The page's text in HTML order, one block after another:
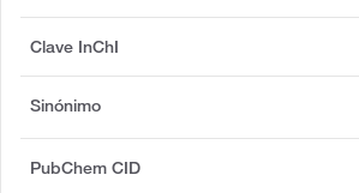
Clave InChI
Sinónimo
PubChem CID